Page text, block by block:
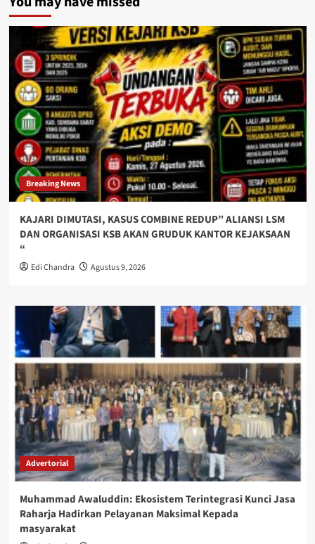
Breaking News
KAJARI DIMUTASI, KASUS COMBINE REDUP” ALIANSI LSM
DAN ORGANISASI KSB AKAN GRUDUK KANTOR KEJAKSAAN
“
Edi Chandra Agustus 9, 2026
Advertorial
Muhammad Awaluddin: Ekosistem Terintegrasi Kunci Jasa
Raharja Hadirkan Pelayanan Maksimal Kepada
masyarakat